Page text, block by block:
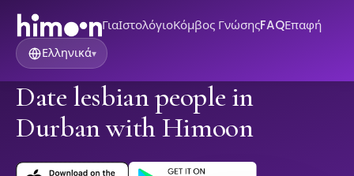
ΓιαΙστολόγιοΚόμβος ΓνώσηςFAQΕπαφή
Ελληνικά▾
Date lesbian people in
Durban with Himoon